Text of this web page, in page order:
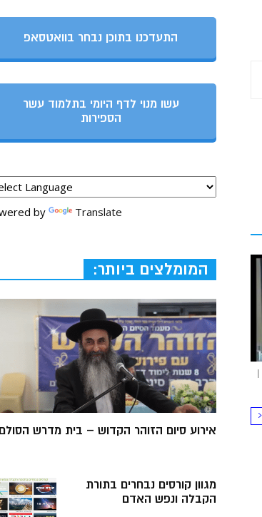
התעדכנו בתוכן נבחר בוואטסאפ
עשו מנוי לדף היומי בתלמוד עשר
הספירות
by Translate
המומלצים ביותר:
אירוע סיום הזוהר הקדוש – בית מדרש הסולם
מגוון קורסים נבחרים בתורת
הקבלה ונפש האדם